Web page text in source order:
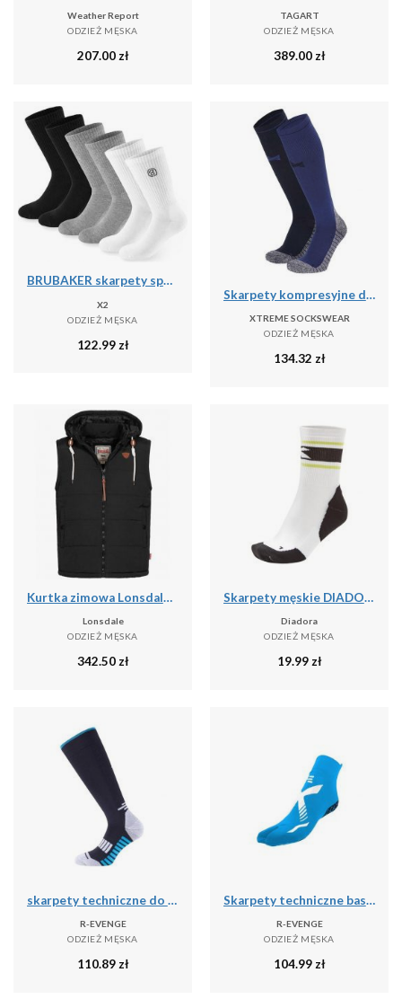
Weather Report
ODZIEŻ MĘSKA
207.00zł
TAGART
ODZIEŻ MĘSKA
389.00zł
BRUBAKER skarpety sportowe 6 par unisex oddychające retro - Mix kolorów
X2
ODZIEŻ MĘSKA
122.99 zł
Skarpety kompresyjne do biegania Xtreme, 2 par, Multi Niebieski
XTREME SOCKSWEAR
ODZIEŻ MĘSKA
134.32 zł
Kurtka zimowa Lonsdale Polmear
Lonsdale
ODZIEŻ MĘSKA
342.50zł
Skarpety męskie DIADORA SOCKS
Diadora
ODZIEŻ MĘSKA
19.99zł
skarpety techniczne do biegania dla dorosłych długie, czarny
R-EVENGE
ODZIEŻ MĘSKA
110.89zł
Skarpety techniczne basenowe jednopalcowe dla dorosłych, jasnoniebieskim białym
R-EVENGE
ODZIEŻ MĘSKA
104.99zł